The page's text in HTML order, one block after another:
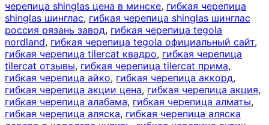
черепица shinglas цена в минске, гибкая черепица
shinglas шинглас, гибкая черепица shinglas шинглас
россия рязань завод, гибкая черепица tegola
nordland, гибкая черепица tegola официальный сайт,
гибкая черепица tilercat квадро, гибкая черепица
tilercat отзывы, гибкая черепица tilercat прима,
гибкая черепица айко, гибкая черепица аккорд,
гибкая черепица акции цена, гибкая черепица акция,
гибкая черепица алабама, гибкая черепица алматы,
гибкая черепица аляска, гибкая черепица аляска